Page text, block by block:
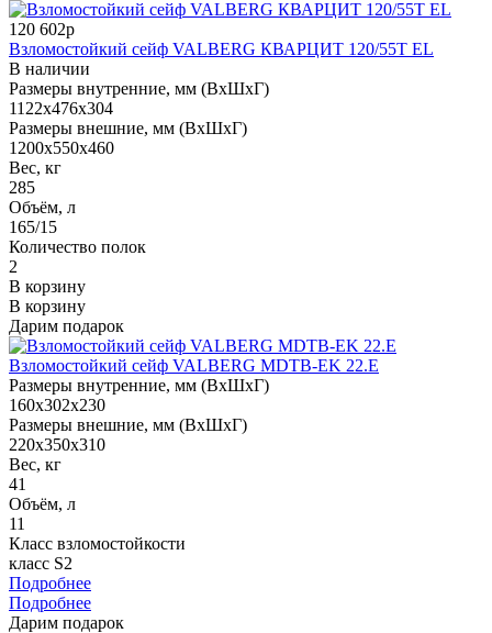
120 602р
Взломостойкий сейф VALBERG КВАРЦИТ 120/55T EL
В наличии
Размеры внутренние, мм (ВхШхГ)
1122x476x304
Размеры внешние, мм (ВхШхГ)
1200x550x460
Вес, кг
285
Объём, л
165/15
Количество полок
2
В корзину
В корзину
Дарим подарок
Взломостойкий сейф VALBERG MDTB-EK 22.E
Размеры внутренние, мм (ВхШхГ)
160x302x230
Размеры внешние, мм (ВхШхГ)
220x350x310
Вес, кг
41
Объём, л
11
Класс взломостойкости
класс S2
Подробнее
Подробнее
Дарим подарок